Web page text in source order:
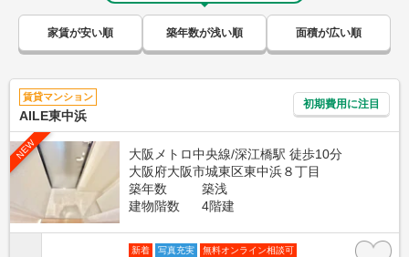
家賃が安い順 築年数が浅い順 面積が広い順
賃貸マンション
AILE東中浜
初期費用に注目
NEW
大阪メトロ中央線/深江橋駅 徒歩10分
大阪府大阪市城東区東中浜８丁目
築年数
築浅
建物階数
4階建
新着 写真充実 無料オンライン相談可